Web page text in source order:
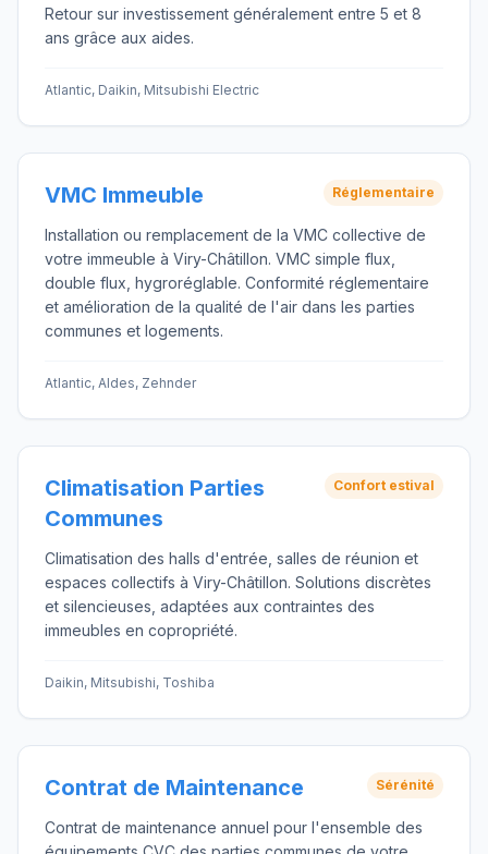
Retour sur investissement généralement entre 5 et 8
ans grâce aux aides.
Atlantic, Daikin, Mitsubishi Electric
VMC Immeuble Réglementaire
Installation ou remplacement de la VMC collective de
votre immeuble à Viry-Châtillon. VMC simple flux,
double flux, hygroréglable. Conformité réglementaire
et amélioration de la qualité de l'air dans les parties
communes et logements.
Atlantic, Aldes, Zehnder
Climatisation Parties
Communes
Confort estival
Climatisation des halls d'entrée, salles de réunion et
espaces collectifs à Viry-Châtillon. Solutions discrètes
et silencieuses, adaptées aux contraintes des
immeubles en copropriété.
Daikin, Mitsubishi, Toshiba
Contrat de Maintenance Sérénité
Contrat de maintenance annuel pour l'ensemble des